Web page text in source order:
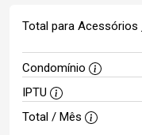
Total para Acessórios
Condomínio
IPTU
Total / Mês